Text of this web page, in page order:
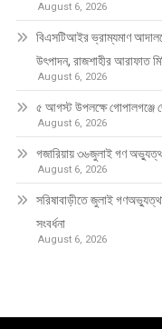
August 6, 2026
বিএসটিআইর ভ্রাম্যমাণ
উৎপাদন, রাজশাহীর আরাফাত
August 6, 2026
৫ আগস্ট উপলক্ষে গোপালগঞ্জে
August 6, 2026
গজারিয়ায় ৩৬জুলাই গণ
August 6, 2026
সরিষাবাড়ীতে জুলাই
সংবর্ধনা
August 6, 2026